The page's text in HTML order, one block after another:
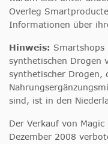
Overleg
Informationen über
Hinweis: Smartshops
synthetischen Drogen
synthetischer Drogen,
sind, ist in den
Der Verkauf von
Dezember 2008